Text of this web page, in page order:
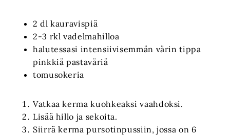
2 dl kauravispiä
2-3 rkl vadelmahilloa
halutessasi intensiivisemmän värin tippa
pinkkiä pastaväriä
tomusokeria
Vatkaa kerma kuohkeaksi vaahdoksi.
Lisää hillo ja sekoita.
Siirrä kerma pursotinpussiin, jossa on 6